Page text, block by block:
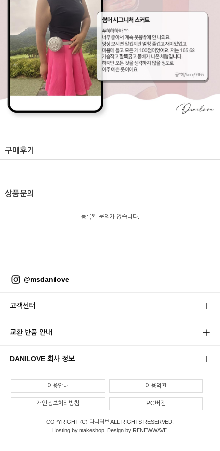
구매후기
상품문의
등록된 문의가 없습니다.
@msdanilove
고객센터
교환 반품 안내
DANILOVE 회사 정보
이용안내 이용약관
개인정보처리방침 PC버전
COPYRIGHT (C) 다니러브 ALL RIGHTS RESERVED.
Hosting by makeshop. Design by RENEWWAVE.